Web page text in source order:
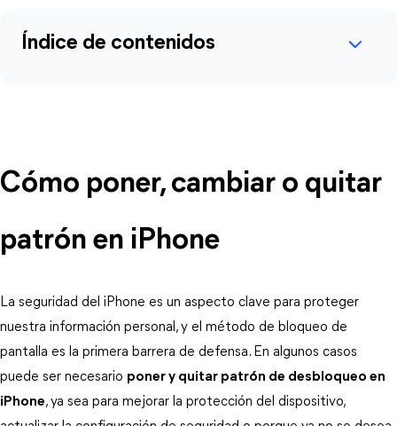
Índice de contenidos
Cómo poner, cambiar o quitar
patrón en iPhone
La seguridad del iPhone es un aspecto clave para proteger
nuestra información personal, y el método de bloqueo de
pantalla es la primera barrera de defensa. En algunos casos
puede ser necesario poner y quitar patrón de desbloqueo en
iPhone, ya sea para mejorar la protección del dispositivo,